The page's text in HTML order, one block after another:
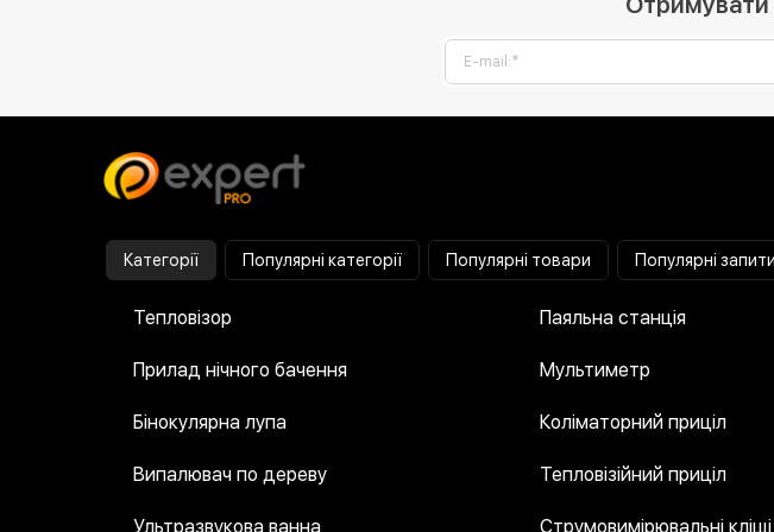
Категорії Популярні категорії Популярні товари Популярні запити
Тепловізор
Прилад нічного бачення
Бінокулярна лупа
Випалювач по дереву
Ультразвукова ванна
Паяльна станція
Мультиметр
Коліматорний приціл
Тепловізійний приціл
Струмовимірювальні кліщі